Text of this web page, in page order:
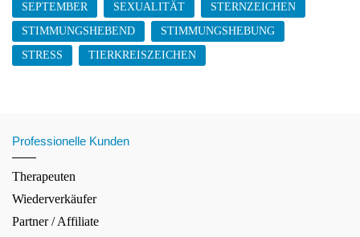
SEPTEMBER
SEXUALITÄT
STERNZEICHEN
STIMMUNGSHEBEND
STIMMUNGSHEBUNG
STRESS
TIERKREISZEICHEN
Professionelle Kunden
Therapeuten
Wiederverkäufer
Partner / Affiliate